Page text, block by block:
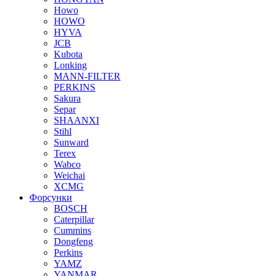
Howo
HOWO
HYVA
JCB
Kubota
Lonking
MANN-FILTER
PERKINS
Sakura
Separ
SHAANXI
Stihl
Sunward
Terex
Wabco
Weichai
XCMG
Форсунки
BOSCH
Caterpillar
Cummins
Dongfeng
Perkins
YAMZ